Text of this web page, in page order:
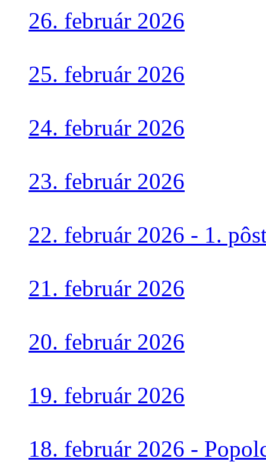
26. február 2026
25. február 2026
24. február 2026
23. február 2026
22. február 2026 - 1.
21. február 2026
20. február 2026
19. február 2026
18. február 2026 -